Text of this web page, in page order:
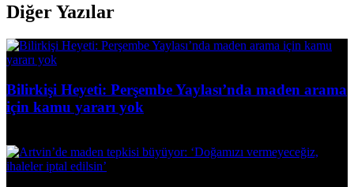
Diğer Yazılar
Bilirkişi Heyeti: Perşembe Yaylası’nda maden arama
için kamu yararı yok